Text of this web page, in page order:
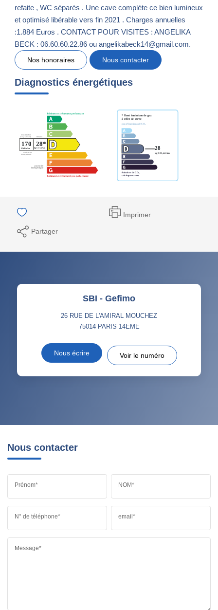
refaite , WC séparés . Une cave complète ce bien lumineux
et optimisé libérable vers fin 2021 . Charges annuelles
:1.884 Euros . CONTACT POUR VISITES : ANGELIKA
BECK : 06.60.60.22.86 ou angelikabeck14@gmail.com.
Nos honoraires Nous contacter
Diagnostics énergétiques
Imprimer
Partager
SBI - Gefimo
26 RUE DE L'AMIRAL MOUCHEZ
75014 PARIS 14EME
Nous écrire Voir le numéro
Nous contacter
Prénom* NOM*
N° de téléphone* email*
Message*